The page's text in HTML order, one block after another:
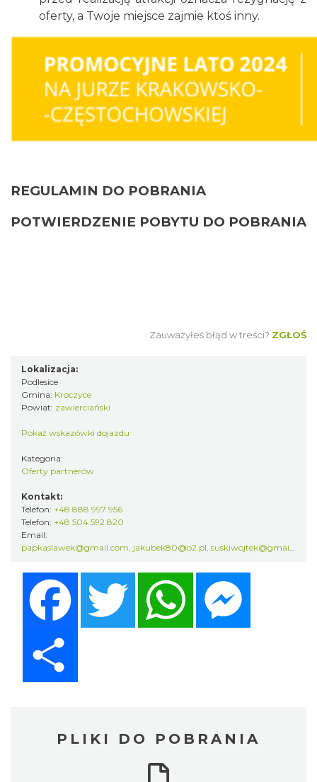
oferty, a Twoje miejsce zajmie ktoś inny.
REGULAMIN DO POBRANIA
POTWIERDZENIE POBYTU DO POBRANIA
Zauważyłeś błąd w treści? ZGŁOŚ
Lokalizacja:
Podlesice
Gmina: Kroczyce
Powiat: zawierciański
Pokaż wskazówki dojazdu
Kategoria:
Oferty partnerów
Kontakt:
Telefon: +48 888 997 956
Telefon: +48 504 592 820
Email:
papkaslawek@gmail.com, jakubek80@o2.pl, suskiwojtek@gmail.com, ogrodzieniec@silesia.travel
Twitter WhatsApp
PLIKI DO POBRANIA